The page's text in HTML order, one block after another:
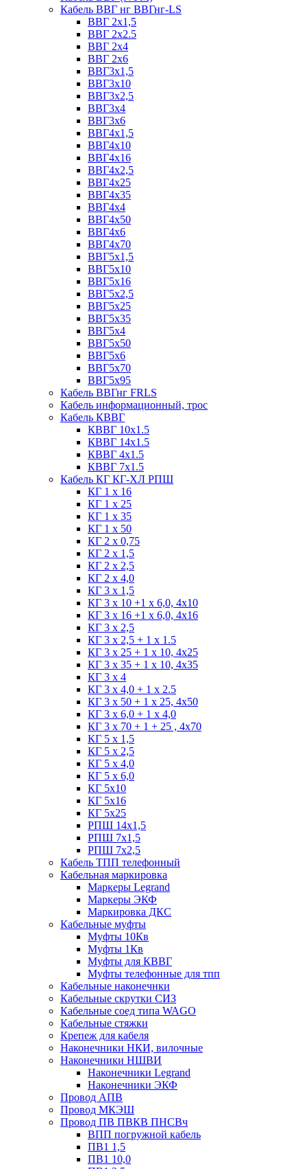
Кабель ВВГ нг ВВГнг-LS
ВВГ 2х1,5
ВВГ 2х2.5
ВВГ 2х4
ВВГ 2х6
ВВГ3х1,5
ВВГ3х10
ВВГ3х2,5
ВВГ3х4
ВВГ3х6
ВВГ4х1,5
ВВГ4х10
ВВГ4х16
ВВГ4х2,5
ВВГ4х25
ВВГ4х35
ВВГ4х4
ВВГ4х50
ВВГ4х6
ВВГ4х70
ВВГ5х1,5
ВВГ5х10
ВВГ5х16
ВВГ5х2,5
ВВГ5х25
ВВГ5х35
ВВГ5х4
ВВГ5х50
ВВГ5х6
ВВГ5х70
ВВГ5х95
Кабель ВВГнг FRLS
Кабель информационный, трос
Кабель КВВГ
КВВГ 10х1.5
КВВГ 14х1.5
КВВГ 4х1.5
КВВГ 7х1.5
Кабель КГ КГ-ХЛ РПШ
КГ 1 х 16
КГ 1 х 25
КГ 1 х 35
КГ 1 х 50
КГ 2 х 0,75
КГ 2 х 1,5
КГ 2 х 2,5
КГ 2 х 4,0
КГ 3 х 1,5
КГ 3 х 10 +1 x 6,0, 4х10
КГ 3 х 16 +1 x 6,0, 4х16
КГ 3 х 2,5
КГ 3 х 2,5 + 1 x 1.5
КГ 3 х 25 + 1 х 10, 4х25
КГ 3 х 35 + 1 x 10, 4х35
КГ 3 х 4
КГ 3 х 4,0 + 1 x 2.5
КГ 3 х 50 + 1 x 25, 4х50
КГ 3 х 6,0 + 1 x 4,0
КГ 3 х 70 + 1 + 25 , 4х70
КГ 5 х 1,5
КГ 5 х 2,5
КГ 5 х 4,0
КГ 5 х 6,0
КГ 5х10
КГ 5х16
КГ 5х25
РПШ 14х1,5
РПШ 7х1,5
РПШ 7х2,5
Кабель ТПП телефонный
Кабельная маркировка
Маркеры Legrand
Маркеры ЭКФ
Маркировка ДКС
Кабельные муфты
Муфты 10Кв
Муфты 1Кв
Муфты для КВВГ
Муфты телефонные для тпп
Кабельные наконечнки
Кабельные скрутки СИЗ
Кабельные соед типа WAGO
Кабельные стяжки
Крепеж для кабеля
Наконечники НКИ, вилочные
Наконечники НШВИ
Наконечники Legrand
Наконечники ЭКФ
Провод АПВ
Провод МКЭШ
Провод ПВ ПВКВ ПНСВч
ВПП погружной кабель
ПВ1 1,5
ПВ1 10,0